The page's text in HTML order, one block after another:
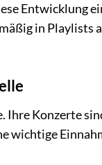
Entwicklung
in Playlists
Konzerte
wichtige